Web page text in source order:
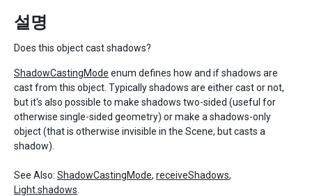
설명
Does this object cast shadows?
ShadowCastingMode enum defines how and if shadows are
cast from this object. Typically shadows are either cast or not,
but it's also possible to make shadows two-sided (useful for
otherwise single-sided geometry) or make a shadows-only
object (that is otherwise invisible in the Scene, but casts a
shadow).
See Also: ShadowCastingMode, receiveShadows,
Light.shadows